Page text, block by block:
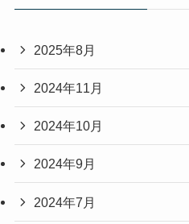
2025年8月
2024年11月
2024年10月
2024年9月
2024年7月